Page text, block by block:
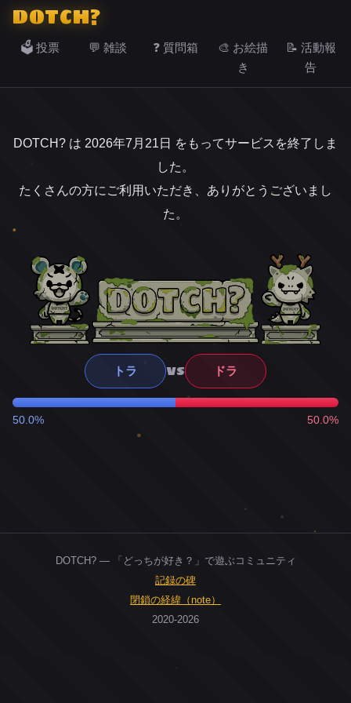
DOTCH?
🗳️ 投票 💬 雑談 ❓ 質問箱
🎨 お絵描
き
📝 活動報
告
DOTCH? は 2026年7月21日 をもってサービスを終了しま
した。
たくさんの方にご利用いただき、ありがとうございまし
た。
トラ VS ドラ
50.0% 50.0%
DOTCH? — 「どっちが好き？」で遊ぶコミュニティ
記録の碑
閉鎖の経緯（note）
2020-2026